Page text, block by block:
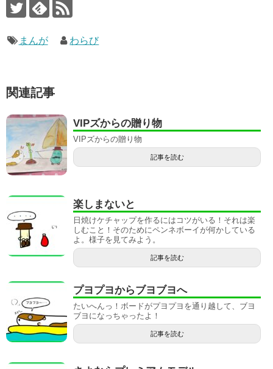
まんが わらび
関連記事
VIPズからの贈り物
VIPズからの贈り物
記事を読む
楽しまないと
日焼けケチャップを作るにはコツがいる！それは楽
しむこと！そのためにペンネボーイが何かしている
よ。様子を見てみよう。
記事を読む
プヨプヨからブヨブヨへ
たいへんっ！ボードがプヨプヨを通り越して、ブヨ
ブヨになっちゃったよ！
記事を読む